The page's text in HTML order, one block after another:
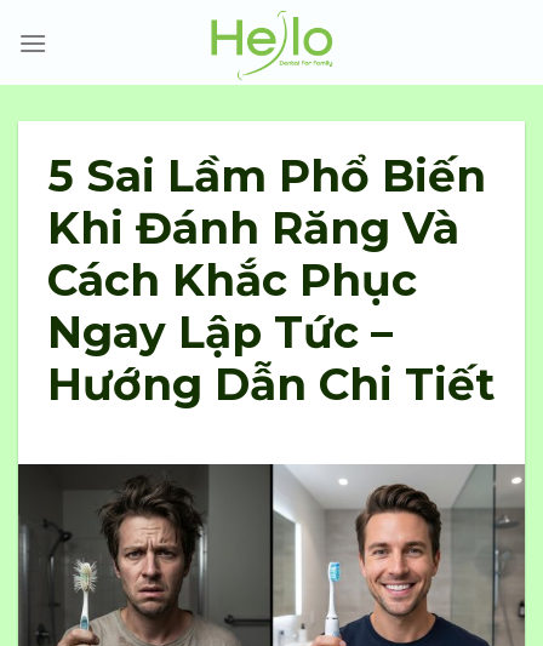
5 Sai Lầm Phổ Biến
Khi Đánh Răng Và
Cách Khắc Phục
Ngay Lập Tức –
Hướng Dẫn Chi Tiết